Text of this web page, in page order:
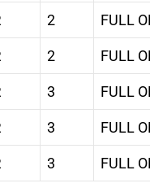
2 FULL
2 FULL
3 FULL
3 FULL
3 FULL